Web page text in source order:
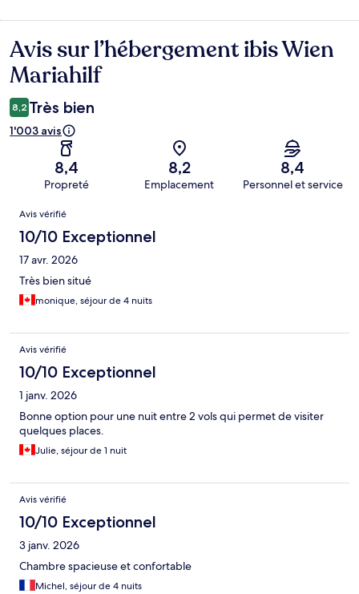
Avis
Avis sur l’hébergement ibis Wien
Mariahilf
8,2 Très bien
1'003 avis
8,4
Propreté
8,2
Emplacement
8,4
Personnel et service
Avis
Avis vérifié
10/10 Exceptionnel
17 avr. 2026
Très bien situé
monique, séjour de 4 nuits
Avis vérifié
10/10 Exceptionnel
1 janv. 2026
Bonne option pour une nuit entre 2 vols qui permet de visiter
quelques places.
Julie, séjour de 1 nuit
Avis vérifié
10/10 Exceptionnel
3 janv. 2026
Chambre spacieuse et confortable
Michel, séjour de 4 nuits